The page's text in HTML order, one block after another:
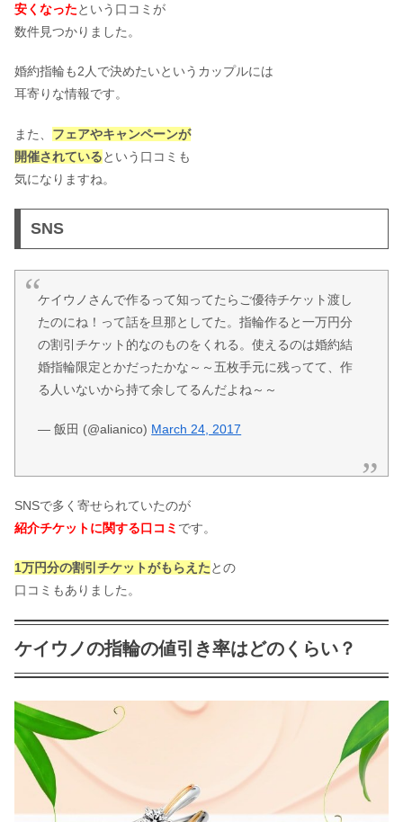
安くなったという口コミが
数件見つかりました。
婚約指輪も2人で決めたいというカップルには
耳寄りな情報です。
また、 フェアやキャンペーンが
開催されているという口コミも
気になりますね。
SNS
ケイウノさんで作るって知ってたらご優待チケット渡し
たのにね！って話を旦那としてた。指輪作ると一万円分
の割引チケット的なのものをくれる。使えるのは婚約結
婚指輪限定とかだったかな～～五枚手元に残ってて、作
る人いないから持て余してるんだよね～～
— 飯田 (@alianico) March 24, 2017
SNSで多く寄せられていたのが
紹介チケットに関する口コミ です。
1万円分の割引チケットがもらえたとの
口コミもありました。
ケイウノの指輪の値引き率はどのくらい？